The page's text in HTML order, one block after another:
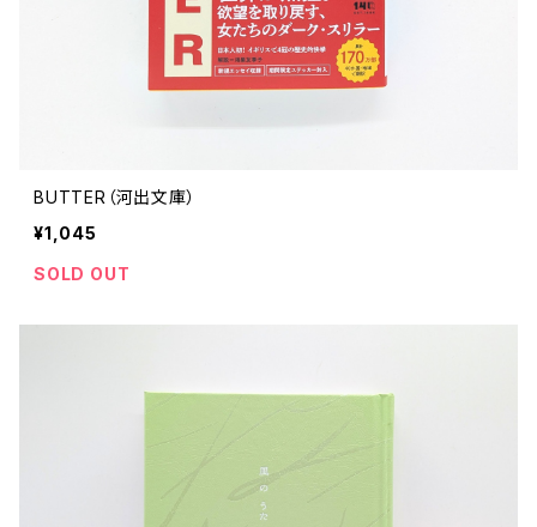
BUTTER（河出文庫）
¥1,045
SOLD OUT